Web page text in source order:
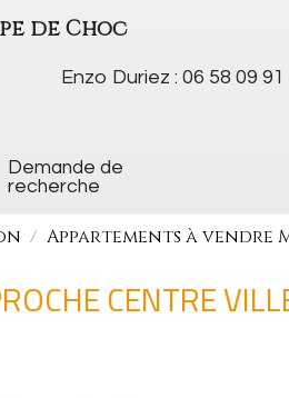
de Choc
Enzo Duriez : 06 58 09 91
Demande de
recherche
Appartements à vendre
CENTRE